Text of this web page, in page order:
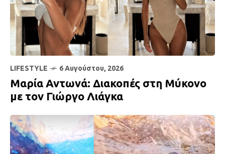
LIFESTYLE 6 Αυγούστου, 2026
Μαρία Αντωνά: Διακοπές στη Μύκονο
με τον Γιώργο Λιάγκα